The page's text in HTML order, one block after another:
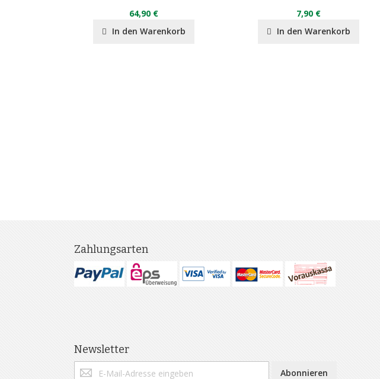
64,90 €
In den Warenkorb
7,90 €
In den Warenkorb
Zahlungsarten
Newsletter
Abonnieren